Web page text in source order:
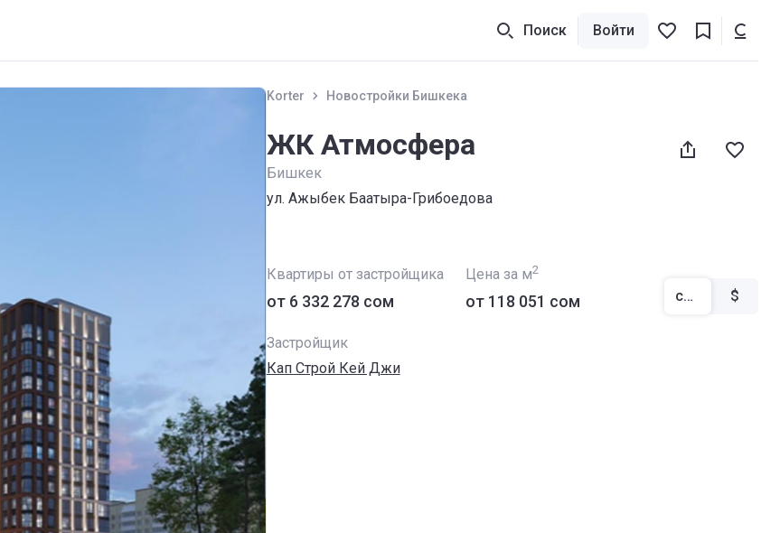
Поиск Войти
Korter Новостройки Бишкека
ЖК Атмосфера
Бишкек
ул. Ажыбек Баатыра-Грибоедова
Квартиры от застройщика
от ‍6 332 278 сом
Цена за м2
от ‍118 051 сом сом $
Застройщик
Кап Строй Кей Джи